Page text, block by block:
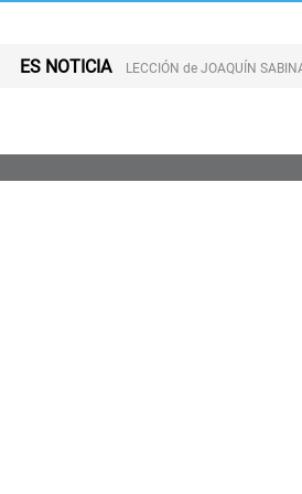
ES NOTICIA LECCIÓN de JOAQUÍN